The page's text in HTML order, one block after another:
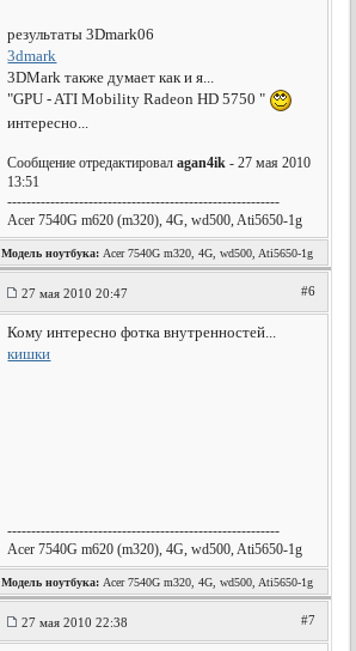
результаты 3Dmark06
3dmark
3DMark также думает как и я...
"GPU - ATI Mobility Radeon HD 5750 "
интересно...
Сообщение отредактировалagan4ik - 27 мая 2010
13:51
---------------------------------------------------------
Acer 7540G m620 (m320), 4G, wd500, Ati5650-1g
Модель ноутбука: Acer 7540G m320, 4G, wd500, Ati5650-1g
27 мая 2010 20:47 #6
Кому интересно фотка внутренностей...
кишки
---------------------------------------------------------
Acer 7540G m620 (m320), 4G, wd500, Ati5650-1g
Модель ноутбука: Acer 7540G m320, 4G, wd500, Ati5650-1g
27 мая 2010 22:38 #7